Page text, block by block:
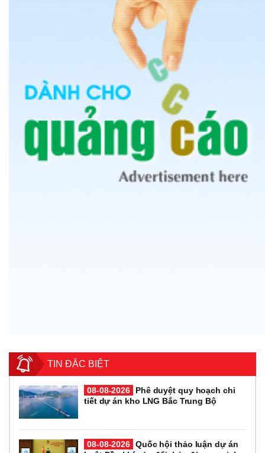
TIN ĐẶC BIỆT
08-08-2026
Phê duyệt quy hoạch chi
tiết dự án kho LNG Bắc Trung Bộ
08-08-2026 Quốc hội thảo luận dự án